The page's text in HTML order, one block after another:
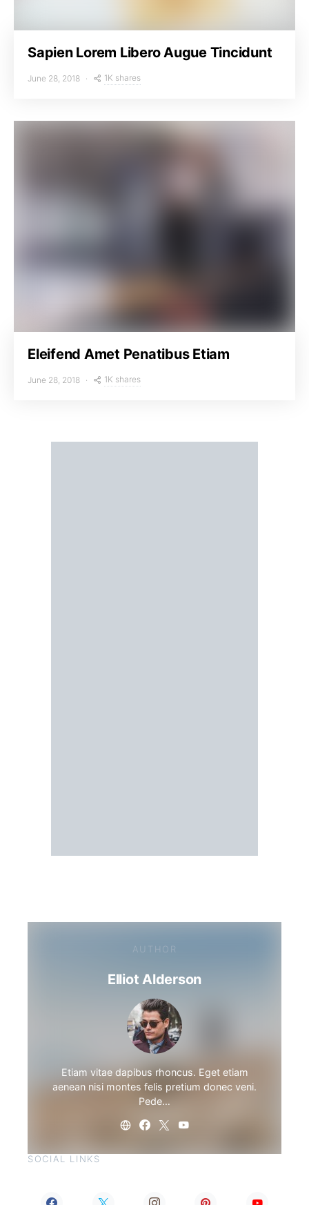
Sapien Lorem Libero Augue Tincidunt
June 28, 2018 1K shares
Eleifend Amet Penatibus Etiam
June 28, 2018 1K shares
AUTHOR
Elliot Alderson
Etiam vitae dapibus rhoncus. Eget etiam
aenean nisi montes felis pretium donec veni.
Pede…
SOCIAL LINKS